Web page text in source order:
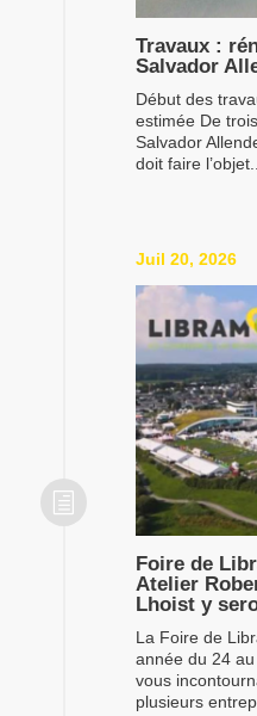
Travaux :
Salvador
Début des
estimée De
Salvador
doit faire l’objet...
h
Juil 20, 2026
Foire de
Atelier
Lhoist y
La Foire de
année du 24
vous
plusieurs